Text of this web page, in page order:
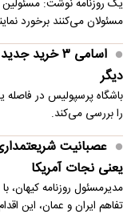
یک روزنامه نوشت: مسئولین
مسئولان می‌کنند برخورد
اسامی ۳
دیگر
باشگاه پرسپولیس در فاصله
را بررسی می‌کند.
عصبانیت
یعنی نجات آمریکا
مدیرمسئول روزنامه کیهان،
تفاهم ایران و عمان، این